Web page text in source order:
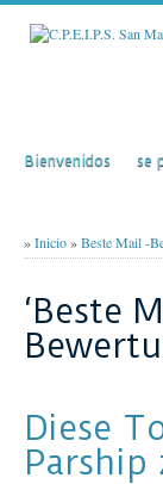
Bienvenidos se
»Inicio»Beste Mail -
‘Beste
Diese